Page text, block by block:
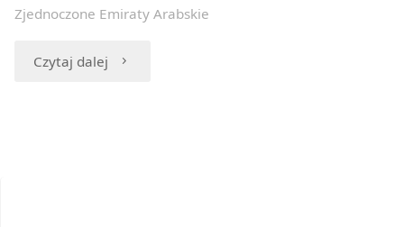
Zjednoczone Emiraty Arabskie
Czytaj dalej "Wspomnienie